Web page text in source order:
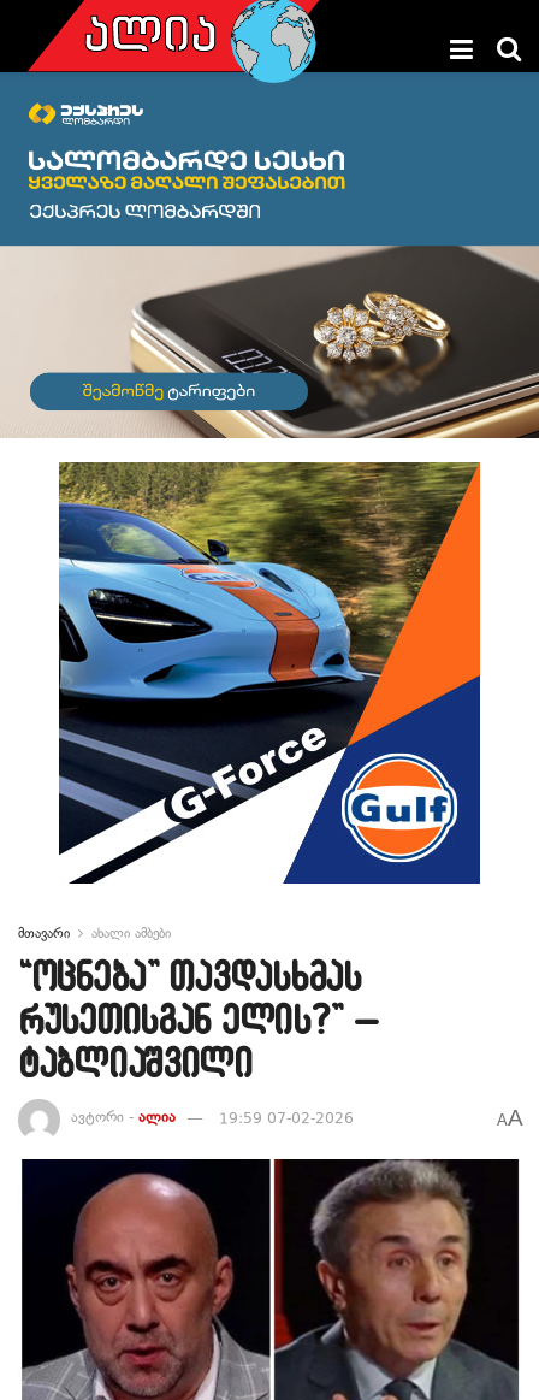
მთავარი ახალი ამბები
“ოცნება” თავდასხმას
რუსეთისგან ელის?” –
ტაბლიაშვილი
ავტორი - ალია 19:59 07-02-2026 AA